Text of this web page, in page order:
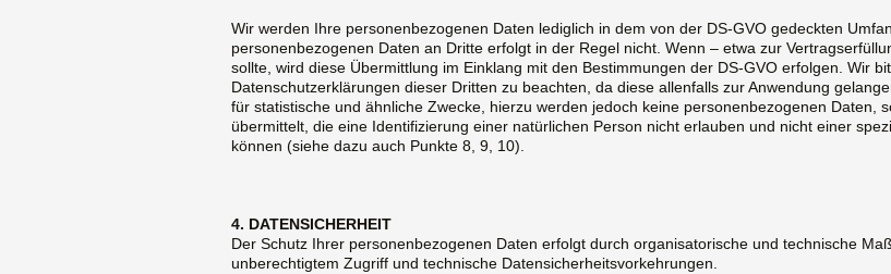
Wir werden Ihre personenbezogenen Daten lediglich in dem von der DS-GVO gedeckten
personenbezogenen Daten an Dritte erfolgt in der Regel nicht. Wenn – etwa zur
sollte, wird diese Übermittlung im Einklang mit den Bestimmungen der DS-GVO erfolgen. Wir
Datenschutzerklärungen dieser Dritten zu beachten, da diese allenfalls zur Anwendung
für statistische und ähnliche Zwecke, hierzu werden jedoch keine personenbezogenen Daten,
übermittelt, die eine Identifizierung einer natürlichen Person nicht erlauben und nicht einer
können (siehe dazu auch Punkte 8, 9, 10).
4. DATENSICHERHEIT
Der Schutz Ihrer personenbezogenen Daten erfolgt durch organisatorische und technische
unberechtigtem Zugriff und technische Datensicherheitsvorkehrungen.